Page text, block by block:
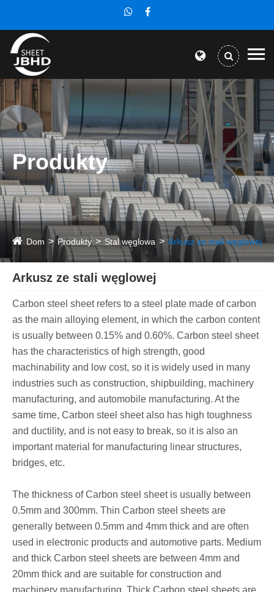
Produkty
Dom Produkty Stal węglowa Arkusz ze stali węglowej
Arkusz ze stali węglowej
Carbon steel sheet refers to a steel plate made of carbon
as the main alloying element, in which the carbon content
is usually between 0.15% and 0.60%. Carbon steel sheet
has the characteristics of high strength, good
machinability and low cost, so it is widely used in many
industries such as construction, shipbuilding, machinery
manufacturing, and automobile manufacturing. At the
same time, Carbon steel sheet also has high toughness
and ductility, and is not easy to break, so it is also an
important material for manufacturing linear structures,
bridges, etc.
The thickness of Carbon steel sheet is usually between
0.5mm and 300mm. Thin Carbon steel sheets are
generally between 0.5mm and 4mm thick and are often
used in electronic products and automotive parts. Medium
and thick Carbon steel sheets are between 4mm and
20mm thick and are suitable for construction and
machinery manufacturing. Thick Carbon steel sheets are